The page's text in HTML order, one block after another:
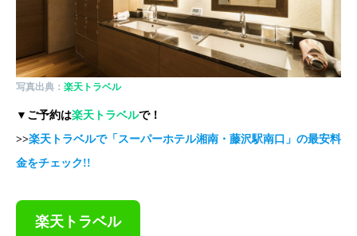
写真出典： 楽天トラベル
▼ご予約は楽天トラベルで！
>>楽天トラベルで「スーパーホテル湘南・藤沢駅南口」の最安料
金をチェック!!
楽天トラベル